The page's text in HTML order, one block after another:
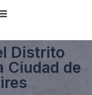
Distrito
Ciudad de